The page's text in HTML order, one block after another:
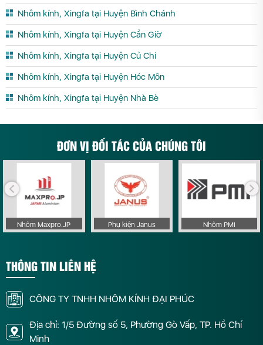
Nhôm kính, Xingfa tại Huyện Bình Chánh
Nhôm kính, Xingfa tại Huyện Cần Giờ
Nhôm kính, Xingfa tại Huyện Củ Chi
Nhôm kính, Xingfa tại Huyện Hóc Môn
Nhôm kính, Xingfa tại Huyện Nhà Bè
ĐƠN VỊ ĐỐI TÁC CỦA CHÚNG TÔI
Nhôm Maxpro.JP Phụ kiện Janus Nhôm PMI
THÔNG TIN LIÊN HỆ
CÔNG TY TNHH NHÔM KÍNH ĐẠI PHÚC
Địa chỉ: 1/5 Đường số 5, Phường Gò Vấp, TP. Hồ Chí
Minh